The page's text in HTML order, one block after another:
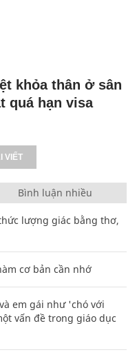
khỏa thân ở sân
quá hạn visa
VIẾT
Bình luận nhiều
lượng giác bằng thơ,
cơ bản cần nhớ
em gái như 'chó với
vấn đề trong giáo dục